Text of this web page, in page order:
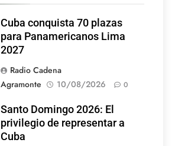
Cuba conquista 70 plazas
para Panamericanos Lima
2027
Radio Cadena
Agramonte
10/08/2026 0
Santo Domingo 2026: El
privilegio de representar a
Cuba